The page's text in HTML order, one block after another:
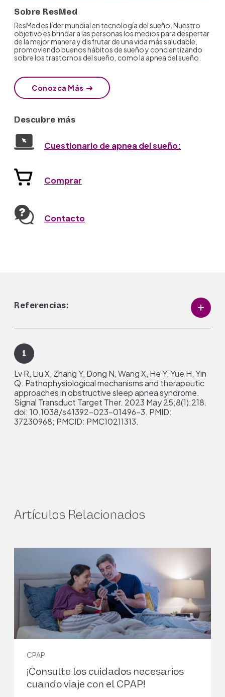
Sobre ResMed
ResMed es líder mundial en tecnología del sueño. Nuestro
objetivo es brindar a las personas los medios para despertar
de la mejor manera y disfrutar de una vida más saludable,
promoviendo buenos hábitos de sueño y concientizando
sobre los trastornos del sueño, como la apnea del sueño.
Conozca Más
Descubre más
Cuestionario de apnea del sueño:
Comprar
Contacto
Referencias:
1
Lv R, Liu X, Zhang Y, Dong N, Wang X, He Y, Yue H, Yin
Q. Pathophysiological mechanisms and therapeutic
approaches in obstructive sleep apnea syndrome.
Signal Transduct Target Ther. 2023 May 25;8(1):218.
doi: 10.1038/s41392-023-01496-3. PMID:
37230968; PMCID: PMC10211313.
Jordan, Amy S., David G. McSharry, and Atul Malhotra.
"Adult obstructive sleep apnoea." The Lancet
383.9918 (2014): 736-747. doi:10.1016/S0140-
6736(13)60734-5.
4
Adults with Obstructive Sleep Apnea Syndrome.
021-00426-w. Epub 2021 Mar 13. PMID: 33713177.
Artículos Relacionados
CPAP
¡Consulte los cuidados necesarios
cuando viaje con el CPAP!